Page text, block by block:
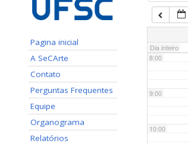
Pagina inicial
A SeCArte
Contato
Perguntas Frequentes
Equipe
Organograma
Relatórios
Dia inteiro
7:00
8:00
9:00
10:00